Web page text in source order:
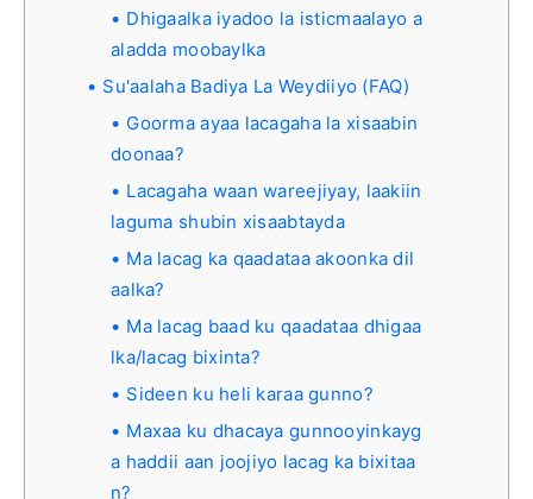
Dhigaalka iyadoo la isticmaalayo a
aladda moobaylka
Su'aalaha Badiya La Weydiiyo (FAQ)
Goorma ayaa lacagaha la xisaabin
doonaa?
Lacagaha waan wareejiyay, laakiin
laguma shubin xisaabtayda
Ma lacag ka qaadataa akoonka dil
aalka?
Ma lacag baad ku qaadataa dhigaa
lka/lacag bixinta?
Sideen ku heli karaa gunno?
Maxaa ku dhacaya gunnooyinkayg
a haddii aan joojiyo lacag ka bixitaa
n?